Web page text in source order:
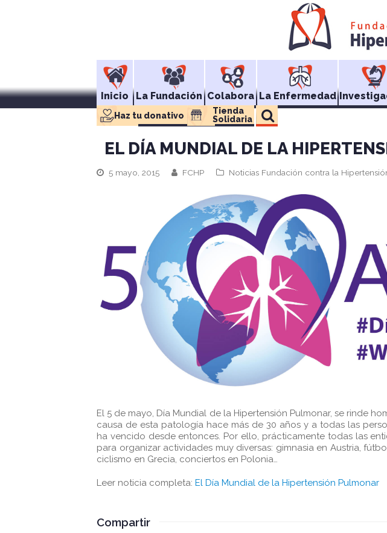
Inicio La Fundación Colabora La Enfermedad
Haz tu donativo
Tienda
Solidaria
EL DÍA MUNDIAL DE LA
5 mayo, 2015 FCHP Noticias Fundación contra la
El 5 de mayo, Día Mundial de la Hipertensión Pulmonar, se rinde
causa de esta patología hace más de 30 años y a todas las
ha vencido desde entonces. Por ello, prácticamente todas las
para organizar actividades muy diversas: gimnasia en Austria,
ciclismo en Grecia, conciertos en Polonia…
Leer noticia completa: El Día Mundial de la Hipertensión Pulmonar
Compartir